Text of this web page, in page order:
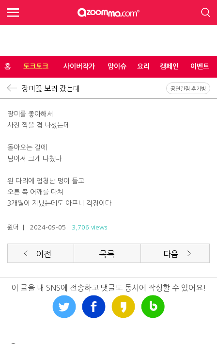
홈 토크토크 사이버작가 맘이슈 요리 캠페인 이벤트
장미꽃 보러 갔는데 공연관람 후기방
장미를 좋아해서
사진 찍을 겸 나섰는데
돌아오는 길에
넘어져 크게 다쳤다
왼 다리에 엄청난 멍이 들고
오른 쪽 어깨를 다쳐
3개월이 지났는데도 아프니 걱정이다
원더 | 2024-09-05 3,706 views
이전 목록 다음
이 글을 내 SNS에 전송하고 댓글도 동시에 작성할 수 있어요!